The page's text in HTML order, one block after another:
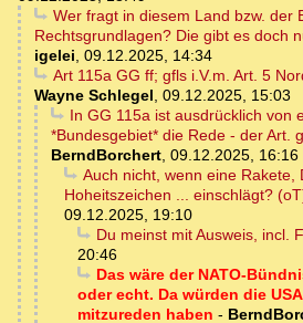
Wer fragt in diesem Land bzw. der
Rechtsgrundlagen? Die gibt es doch
igelei, 09.12.2025, 14:34
Art 115a GG ff; gfls i.V.m. Art. 5
Wayne Schlegel, 09.12.2025, 15:03
In GG 115a ist ausdrücklich von
*Bundesgebiet* die Rede - der Art.
BerndBorchert, 09.12.2025, 16:16
Auch nicht, wenn eine Rakete,
Hoheitszeichen ... einschlägt?
09.12.2025, 19:10
Du meinst mit Ausweis, incl.
20:46
Das wäre der NATO-
oder echt. Da würden die
mitzureden haben -